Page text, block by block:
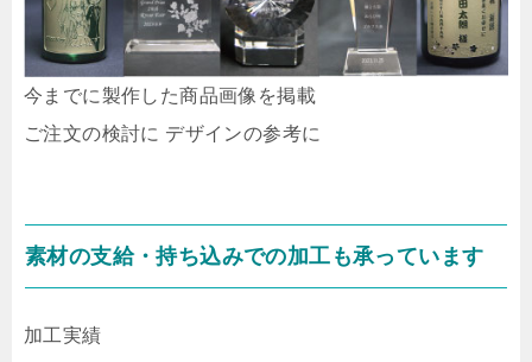
今までに製作した商品画像を掲載
ご注文の検討に デザインの参考に
素材の支給・持ち込みでの加工も承っています
加工実績